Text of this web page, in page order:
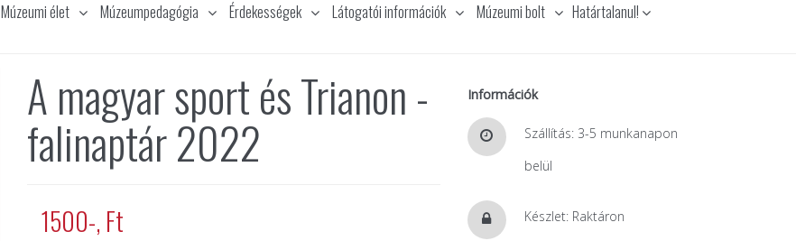
Múzeumi élet Múzeumpedagógia Érdekességek Látogatói információk Múzeumi bolt Határtalanul!
A magyar sport és Trianon -
falinaptár 2022
1500-, Ft
Információk
Szállítás: 3-5 munkanapon
belül
Készlet: Raktáron